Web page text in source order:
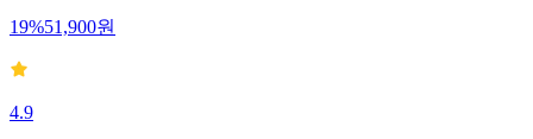
19%51,900원
4.9